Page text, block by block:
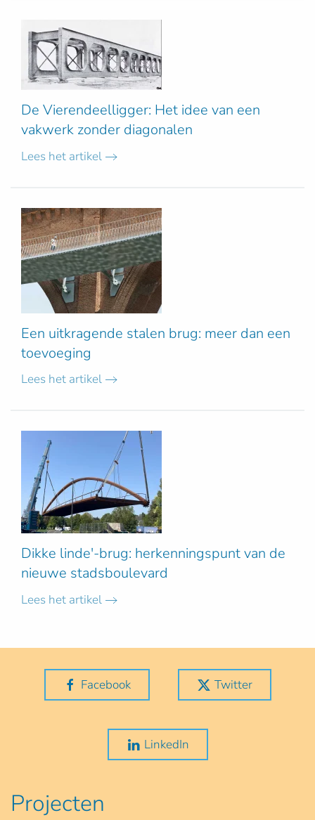
De Vierendeelligger: Het idee van een
vakwerk zonder diagonalen
Lees het artikel
Een uitkragende stalen brug: meer dan een
toevoeging
Lees het artikel
Dikke linde'-brug: herkenningspunt van de
nieuwe stadsboulevard
Lees het artikel
Facebook Twitter
LinkedIn
Projecten